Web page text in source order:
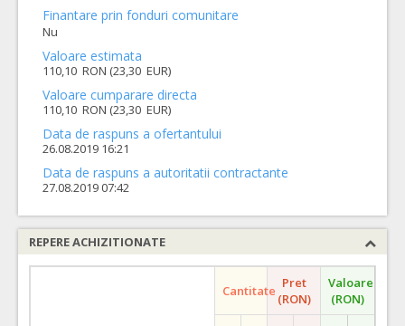
Finantare prin fonduri comunitare
Nu
Valoare estimata
110,10 RON (23,30 EUR)
Valoare cumparare directa
110,10 RON (23,30 EUR)
Data de raspuns a ofertantului
26.08.2019 16:21
Data de raspuns a autoritatii contractante
27.08.2019 07:42
REPERE ACHIZITIONATE
Cantitate Pret
(RON)
Valoare
(RON)